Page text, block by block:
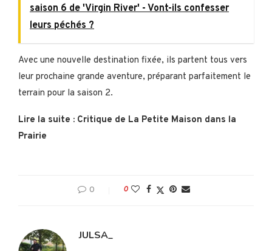
saison 6 de 'Virgin River' - Vont-ils confesser
leurs péchés ?
Avec une nouvelle destination fixée, ils partent tous vers
leur prochaine grande aventure, préparant parfaitement le
terrain pour la saison 2.
Lire la suite : Critique de La Petite Maison dans la
Prairie
0 0
JULSA_